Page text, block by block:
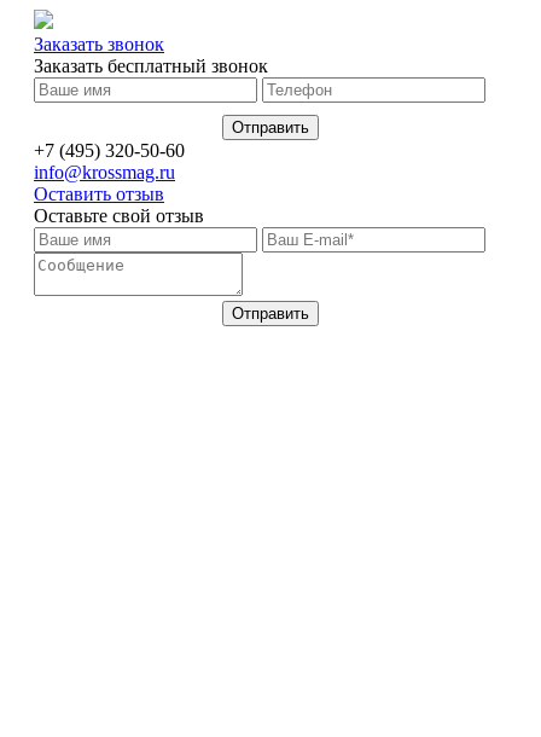
Заказать звонок
Заказать бесплатный звонок
+7 (495) 320-50-60
info@krossmag.ru
Оставить отзыв
Оставьте свой отзыв